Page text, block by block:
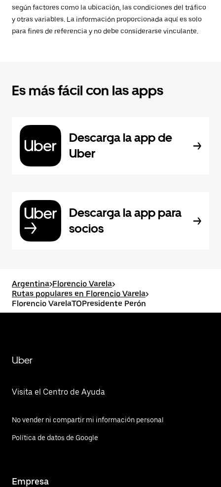
según factores como la ubicación, las condiciones del tráfico
y otras variables. La información proporcionada aquí es solo
para fines de referencia y no debe considerarse vinculante.
Es más fácil con las apps
Descarga la app de
Uber
Descarga la app para
socios
Argentina>Florencio Varela>
Rutas populares en Florencio Varela>
Florencio VarelaTOPresidente Perón
Uber
Visita el Centro de Ayuda
No vender ni compartir mi información personal
Política de datos de Google
Empresa